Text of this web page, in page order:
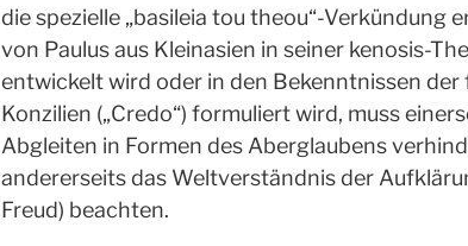
die spezielle „basileia tou theou“-Verkündung
von Paulus aus Kleinasien in seiner kenosis-
entwickelt wird oder in den Bekenntnissen der
Konzilien („Credo“) formuliert wird, muss
Abgleiten in Formen des Aberglaubens
andererseits das Weltverständnis der
Freud) beachten.